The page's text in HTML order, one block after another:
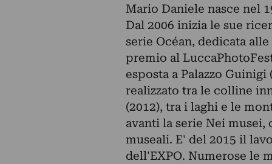
Mario Daniele nasce nel
Dal 2006 inizia le sue
serie Océan, dedicata
premio al
esposta a Palazzo
realizzato tra le colline
(2012), tra i laghi e le
avanti la serie Nei
museali. E' del 2015 il
dell'EXPO. Numerose le